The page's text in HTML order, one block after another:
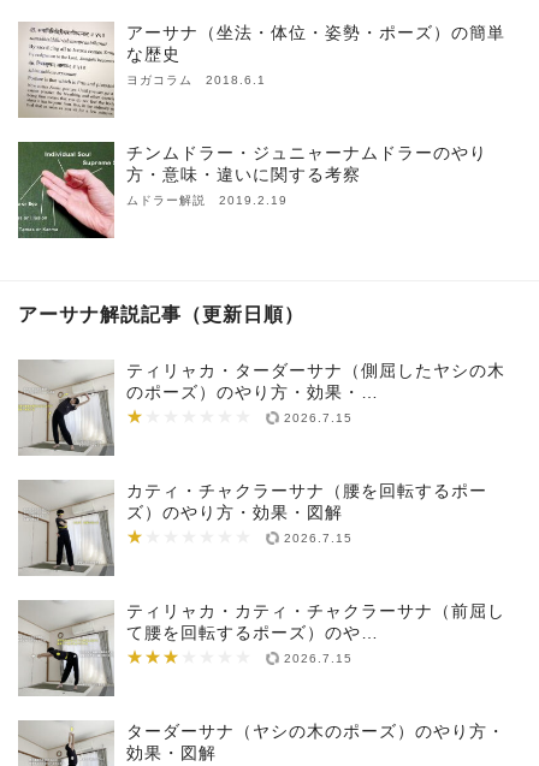
アーサナ（坐法・体位・姿勢・ポーズ）の簡単
な歴史
ヨガコラム 2018.6.1
チンムドラー・ジュニャーナムドラーのやり
方・意味・違いに関する考察
ムドラー解説 2019.2.19
アーサナ解説記事（更新日順）
ティリャカ・ターダーサナ（側屈したヤシの木
のポーズ）のやり方・効果・…
★
★★★★★★★ 2026.7.15
カティ・チャクラーサナ（腰を回転するポー
ズ）のやり方・効果・図解
★
★★★★★★★ 2026.7.15
ティリャカ・カティ・チャクラーサナ（前屈し
て腰を回転するポーズ）のや…
★★★
★★★★★★★ 2026.7.15
ターダーサナ（ヤシの木のポーズ）のやり方・
効果・図解